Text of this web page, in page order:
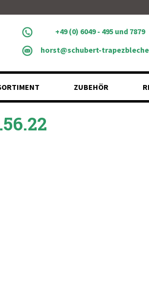
+49 (0) 6049 - 495 und 7879
horst@schubert-
ZUBEHÖR